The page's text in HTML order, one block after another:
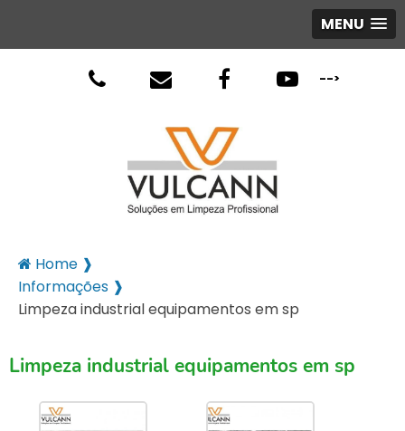
MENU
-->
Home ❱
Informações ❱
Limpeza industrial equipamentos em sp
Limpeza industrial equipamentos em sp